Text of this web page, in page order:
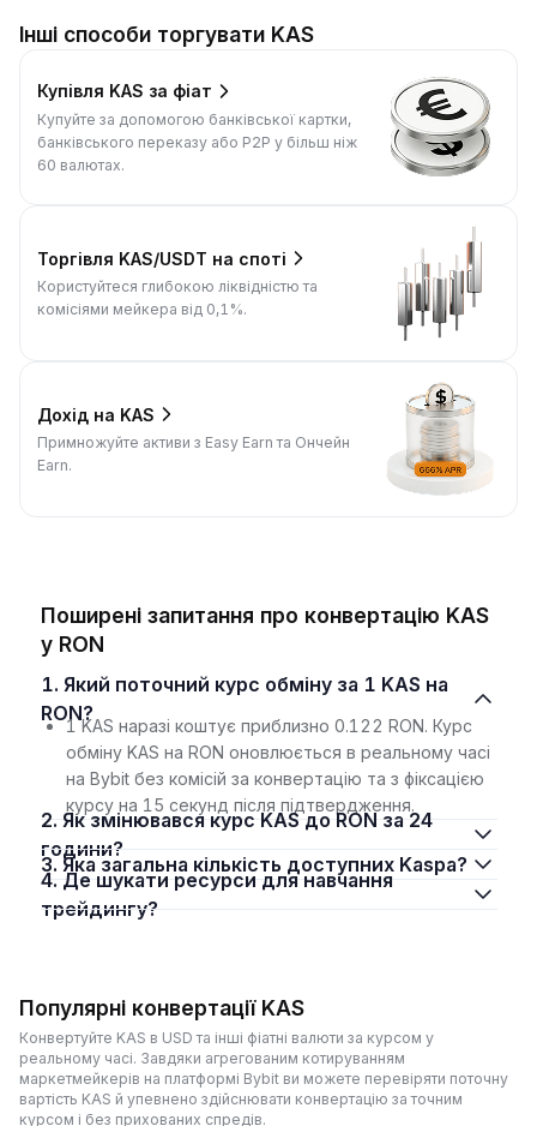
Інші способи торгувати KAS
Купівля KAS за фіат
Купуйте за допомогою банківської картки,
банківського переказу або P2P у більш ніж
60 валютах.
Торгівля KAS/USDT на споті
Користуйтеся глибокою ліквідністю та
комісіями мейкера від 0,1%.
Дохід на KAS
Примножуйте активи з Easy Earn та Ончейн
Earn.
Поширені запитання про конвертацію KAS
у RON
1. Який поточний курс обміну за 1 KAS на
RON?
1 KAS наразі коштує приблизно 0.122 RON. Курс
обміну KAS на RON оновлюється в реальному часі
на Bybit без комісій за конвертацію та з фіксацією
курсу на 15 секунд після підтвердження.
2. Як змінювався курс KAS до RON за 24
години?
3. Яка загальна кількість доступних Kaspa?
4. Де шукати ресурси для навчання
трейдингу?
Популярні конвертації KAS
Конвертуйте KAS в USD та інші фіатні валюти за курсом у
реальному часі. Завдяки агрегованим котируванням
маркетмейкерів на платформі Bybit ви можете перевіряти поточну
вартість KAS й упевнено здійснювати конвертацію за точним
курсом і без прихованих спредів.